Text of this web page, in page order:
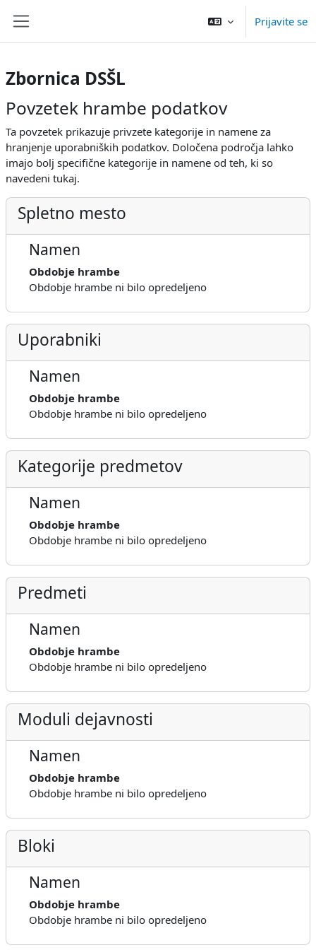
Prijavite se
Zbornica DSŠL
Povzetek hrambe podatkov
Ta povzetek prikazuje privzete kategorije in namene za
hranjenje uporabniških podatkov. Določena področja lahko
imajo bolj specifične kategorije in namene od teh, ki so
navedeni tukaj.
Spletno mesto
Namen
Obdobje hrambe
Obdobje hrambe ni bilo opredeljeno
Uporabniki
Namen
Obdobje hrambe
Obdobje hrambe ni bilo opredeljeno
Kategorije predmetov
Namen
Obdobje hrambe
Obdobje hrambe ni bilo opredeljeno
Predmeti
Namen
Obdobje hrambe
Obdobje hrambe ni bilo opredeljeno
Moduli dejavnosti
Namen
Obdobje hrambe
Obdobje hrambe ni bilo opredeljeno
Bloki
Namen
Obdobje hrambe
Obdobje hrambe ni bilo opredeljeno